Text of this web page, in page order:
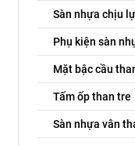
Sàn nhựa chịu
Phụ kiện sàn
Mặt bậc cầu
Tấm ốp than tre
Sàn nhựa vân